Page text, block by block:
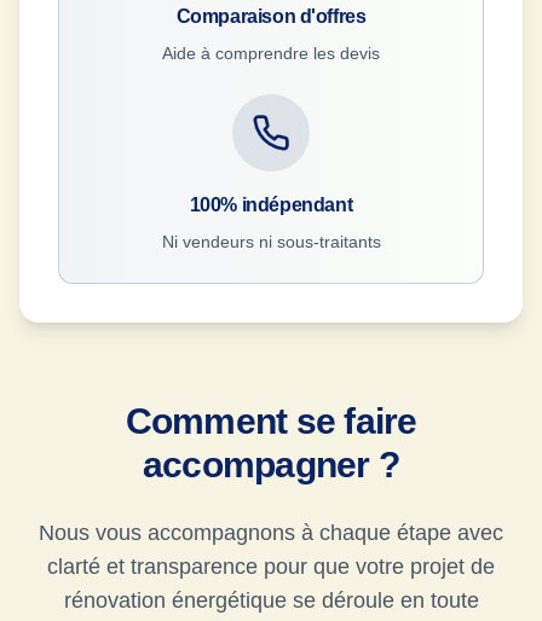
Comparaison d'offres
Aide à comprendre les devis
100% indépendant
Ni vendeurs ni sous-traitants
Comment se faire
accompagner ?
Nous vous accompagnons à chaque étape avec
clarté et transparence pour que votre projet de
rénovation énergétique se déroule en toute